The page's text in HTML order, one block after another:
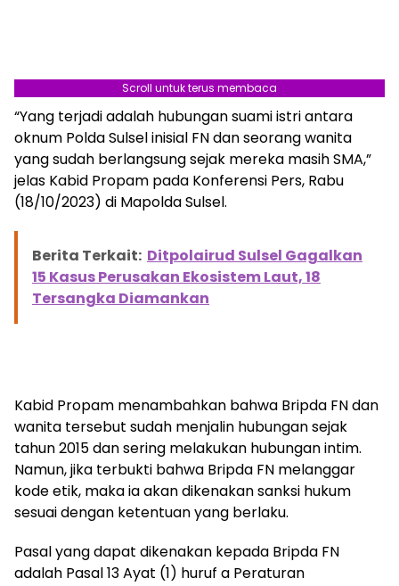
Scroll untuk terus membaca
“Yang terjadi adalah hubungan suami istri antara
oknum Polda Sulsel inisial FN dan seorang wanita
yang sudah berlangsung sejak mereka masih SMA,”
jelas Kabid Propam pada Konferensi Pers, Rabu
(18/10/2023) di Mapolda Sulsel.
Berita Terkait: Ditpolairud Sulsel Gagalkan
15 Kasus Perusakan Ekosistem Laut, 18
Tersangka Diamankan
Kabid Propam menambahkan bahwa Bripda FN dan
wanita tersebut sudah menjalin hubungan sejak
tahun 2015 dan sering melakukan hubungan intim.
Namun, jika terbukti bahwa Bripda FN melanggar
kode etik, maka ia akan dikenakan sanksi hukum
sesuai dengan ketentuan yang berlaku.
Pasal yang dapat dikenakan kepada Bripda FN
adalah Pasal 13 Ayat (1) huruf a Peraturan